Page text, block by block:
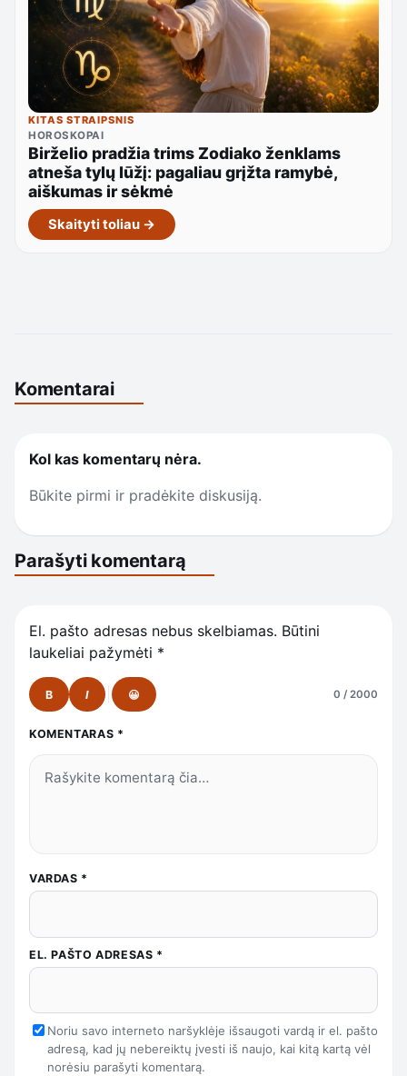
KITAS STRAIPSNIS
HOROSKOPAI
Birželio pradžia trims Zodiako ženklams
atneša tylų lūžį: pagaliau grįžta ramybė,
aiškumas ir sėkmė
Skaityti toliau →
Komentarai
Kol kas komentarų nėra.
Būkite pirmi ir pradėkite diskusiją.
Parašyti komentarą
El. pašto adresas nebus skelbiamas. Būtini
laukeliai pažymėti *
B I 😀 0 / 2000
KOMENTARAS *
VARDAS *
EL. PAŠTO ADRESAS *
Noriu savo interneto naršyklėje išsaugoti vardą ir el. pašto
adresą, kad jų nebereiktų įvesti iš naujo, kai kitą kartą vėl
norėsiu parašyti komentarą.